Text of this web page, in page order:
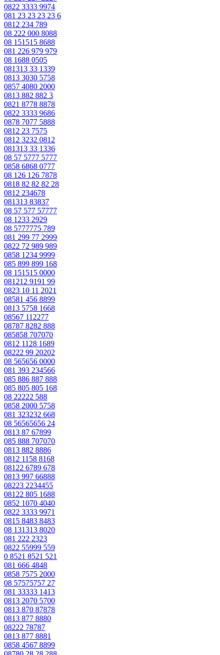
0822 3333 9974
081 23 23 23 23 6
0812 234 789
08 222 000 8088
08 151515 8688
081 226 979 979
08 1688 0505
081313 33 1339
0813 3030 5758
0857 4080 2000
0813 882 882 3
0821 8778 8878
0822 3333 9686
0878 7077 5888
0812 23 7575
0812 3232 0812
081313 33 1336
08 57 5777 5777
0858 6868 0777
08 126 126 7878
0818 82 82 82 28
0812 234678
081313 83837
08 57 577 57777
08 1233 2929
08 5777775 789
081 299 77 2999
0822 72 989 989
0858 1234 9999
085 899 899 168
08 151515 0000
081212 9191 99
0823 10 11 2021
08581 456 8899
0813 5758 1668
08567 112277
08787 8282 888
085858 707070
0812 1128 1689
08222 99 20202
08 565656 0000
081 393 234566
085 886 887 888
085 805 805 168
08 22222 588
0858 2000 5758
081 323232 668
08 56565656 24
0813 87 67899
085 888 707070
0813 882 8886
0812 1158 8168
08122 6789 678
0813 997 66888
08223 2234455
08122 805 1688
0852 1070 4040
0822 3333 9971
0815 8483 8483
08 131313 8020
081 222 2323
0822 55999 559
0 8521 8521 521
081 666 4848
0858 7575 2000
08 57575757 27
081 33333 1413
0813 2070 5700
0813 870 87878
0813 877 8880
08222 78787
0813 877 8881
0858 4567 8899